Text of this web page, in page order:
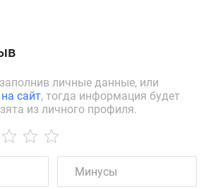
личные данные, или
сайт, тогда информация будет
из личного профиля.